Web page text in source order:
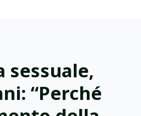
sessuale,
“Perché